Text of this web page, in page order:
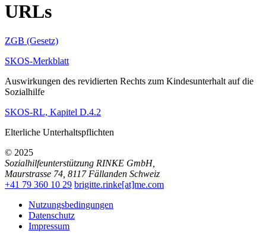
URLs
ZGB (Gesetz)
SKOS-Merkblatt
Auswirkungen des revidierten Rechts zum Kindesunterhalt auf die
Sozialhilfe
SKOS-RL, Kapitel D.4.2
Elterliche Unterhaltspflichten
© 2025
Sozialhilfeunterstützung RINKE GmbH,
Maurstrasse 74 8117 Fällanden Schweiz
+41 79 360 10 29 brigitte.rinke[at]me.com
Nutzungsbedingungen
Datenschutz
Impressum